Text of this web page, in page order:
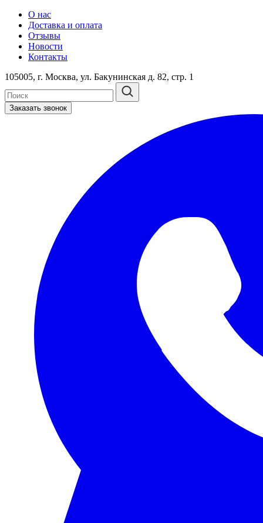
О нас
Доставка и оплата
Отзывы
Новости
Контакты
105005, г. Москва, ул. Бакунинская д. 82, стр. 1
Заказать звонок